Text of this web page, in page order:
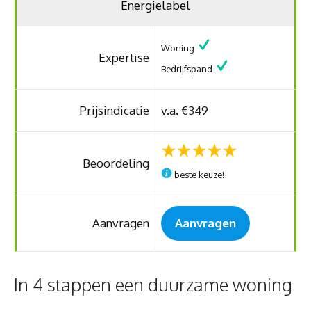
Energielabel
Expertise
Woning
Bedrijfspand
Prijsindicatie v.a. €349
Beoordeling
beste keuze!
Aanvragen Aanvragen
In 4 stappen een duurzame woning